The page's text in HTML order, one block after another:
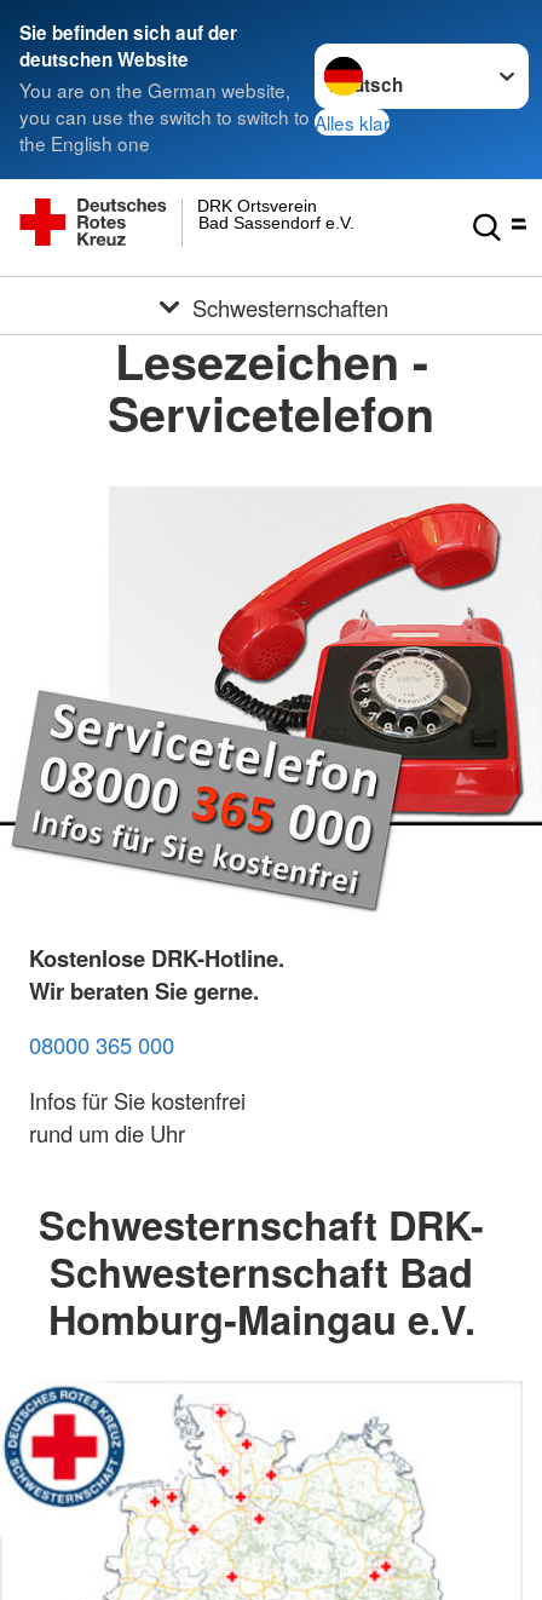
Sie befinden sich auf der
deutschen Website
You are on the German website,
you can use the switch to switch to
the English one
Sprache wechseln zu
Alles klar
Bad Sassendorf e.V.
DRK Ortsverein
Schwesternschaften
Lesezeichen -
Servicetelefon
Kostenlose DRK-Hotline.
Wir beraten Sie gerne.
08000 365 000
Infos für Sie kostenfrei
rund um die Uhr
Schwesternschaft DRK-
Schwesternschaft Bad
Homburg-Maingau e.V.